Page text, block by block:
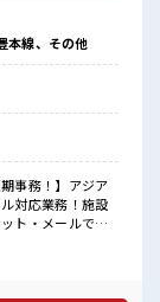
！
本線、その他
事務！】アジア
対応業務！施設
ト・メールで行
・ショートタイ